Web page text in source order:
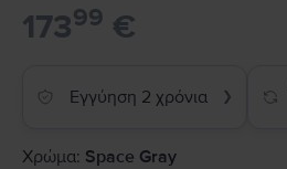
17399 €
Εγγύηση 2 χρόνια ❯
Χρώμα: Space Gray